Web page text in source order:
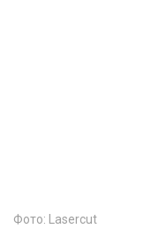
ЛОГИСТИКА
Фото: Lasercut